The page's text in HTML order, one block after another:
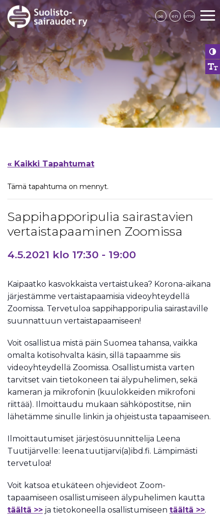
se en sme
« Kaikki Tapahtumat
Tämä tapahtuma on mennyt.
Sappihapporipulia sairastavien
vertaistapaaminen Zoomissa
4.5.2021 klo 17:30 - 19:00
Kaipaatko kasvokkaista vertaistukea? Korona-aikana
järjestämme vertaistapaamisia videoyhteydellä
Zoomissa. Tervetuloa sappihapporipulia sairastaville
suunnattuun vertaistapaamiseen!
Voit osallistua mistä päin Suomea tahansa, vaikka
omalta kotisohvalta käsin, sillä tapaamme siis
videoyhteydellä Zoomissa. Osallistumista varten
tarvitset vain tietokoneen tai älypuhelimen, sekä
kameran ja mikrofonin (kuulokkeiden mikrofoni
riittää). Ilmoittaudu mukaan sähköpostitse, niin
lähetämme sinulle linkin ja ohjeistusta tapaamiseen.
Ilmoittautumiset järjestösuunnittelija Leena
Tuutijärvelle: leena.tuutijarvi(a)ibd.fi. Lämpimästi
tervetuloa!
Voit katsoa etukäteen ohjevideot Zoom-
tapaamiseen osallistumiseen älypuhelimen kautta
täältä >> ja tietokoneella osallistumiseen täältä >>.